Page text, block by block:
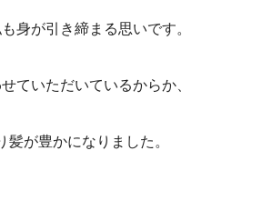
身が引き締まる思いです。
ていただいているからか、
髪が豊かになりました。